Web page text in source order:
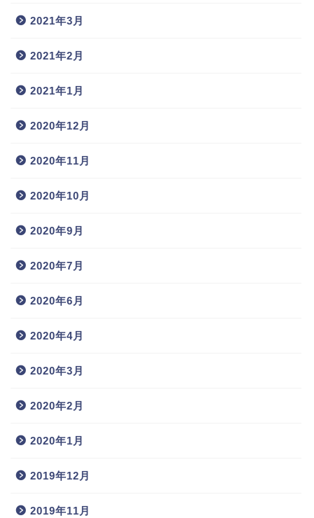
2021年3月
2021年2月
2021年1月
2020年12月
2020年11月
2020年10月
2020年9月
2020年7月
2020年6月
2020年4月
2020年3月
2020年2月
2020年1月
2019年12月
2019年11月